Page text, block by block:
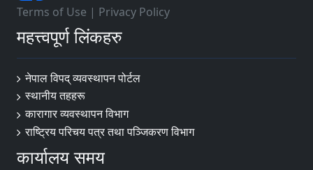
Terms of Use | Privacy Policy
महत्त्वपूर्ण लिंकहरु
नेपाल विपद् व्यवस्थापन पोर्टल
स्थानीय तहहरू
कारागार व्यवस्थापन विभाग
राष्ट्रिय परिचय पत्र तथा पञ्जिकरण विभाग
कार्यालय समय